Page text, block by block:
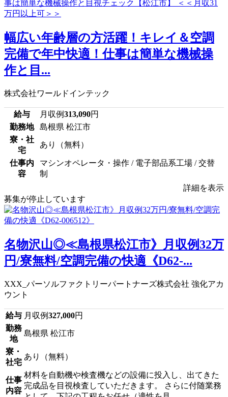
幅広い年齢層の方活躍！キレイ＆空調
完備で年中快適！仕事は簡単な機械操
作と目...
株式会社ワールドインテック
給与 月収例313,090円
勤務地
島根県 松江市
寮・社
宅
あり（無料）
仕事内
容
マシンオペレータ・操作 / 電子部品系工場 / 交替
制
詳細を表示
募集が停止しています
名物沢山◎≪島根県松江市》月収例32万
円/寮無料/空調完備の快適《D62-...
XXX_パーソルファクトリーパートナーズ株式会社 強化アカ
ウント
給与 月収例327,000円
勤務
地
島根県 松江市
寮・
社宅
あり（無料）
仕事
内容
材料を自動機や検査機などの設備に投入し、出てきた
完成品を目視検査していただきます。 さらに付随業務